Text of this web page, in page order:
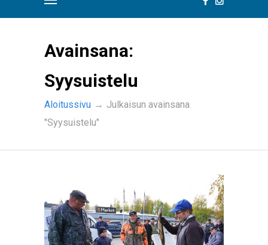
Avainsana:
Syysuistelu
Aloitussivu → Julkaisun avainsana
"Syysuistelu"